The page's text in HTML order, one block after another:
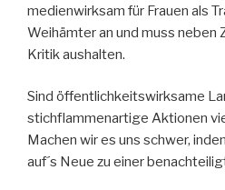
medienwirksam für Frauen als
Weihämter an und muss neben
Kritik aushalten.
Sind öffentlichkeitswirksame
stichflammenartige Aktionen
Machen wir es uns schwer,
auf´s Neue zu einer